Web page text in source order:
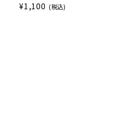
¥1,100 (税込)